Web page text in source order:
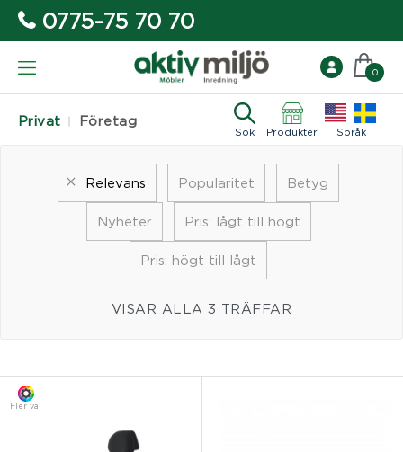
0775-75 70 70
Privat Företag
Sök Produkter Språk
0
Relevans Popularitet Betyg
Nyheter Pris: lågt till högt
Pris: högt till lågt
VISAR ALLA 3 TRÄFFAR
Fler val